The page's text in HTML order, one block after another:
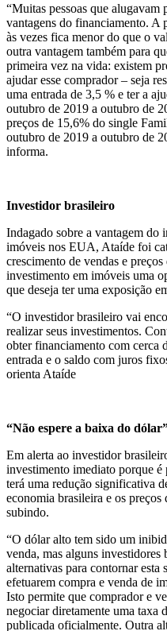
“Muitas pessoas que alugavam
vantagens do financiamento. A
às vezes fica menor do que o
outra vantagem também para
primeira vez na vida: existem
ajudar esse comprador – seja
uma entrada de 3,5 % e ter a
outubro de 2019 a outubro de
preços de 15,6% do single
outubro de 2019 a outubro de
informa.
Investidor brasileiro
Indagado sobre a vantagem do
imóveis nos EUA, Ataíde foi
crescimento de vendas e
investimento em imóveis uma
que deseja ter uma exposição
“O investidor brasileiro vai
realizar seus investimentos.
obter financiamento com cerca
entrada e o saldo com juros
orienta Ataíde
“Não espere a baixa do
Em alerta ao investidor
investimento imediato porque
terá uma redução significativa
economia brasileira e os
subindo.
“O dólar alto tem sido um
venda, mas alguns investidores
alternativas para contornar esta
efetuarem compra e venda de
Isto permite que comprador e
negociar diretamente uma taxa
publicada oficialmente. Outra